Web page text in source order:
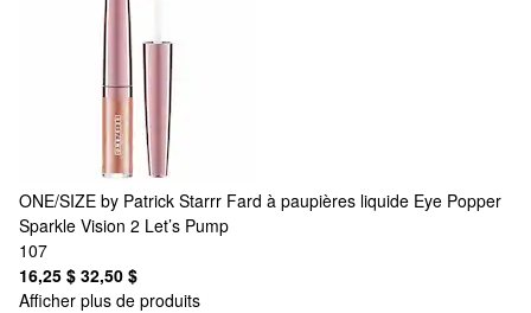
ONE/SIZE by Patrick Starrr Fard à paupières liquide Eye Popper
Sparkle Vision 2 Let’s Pump
107
16,25 $ 32,50 $
Afficher plus de produits